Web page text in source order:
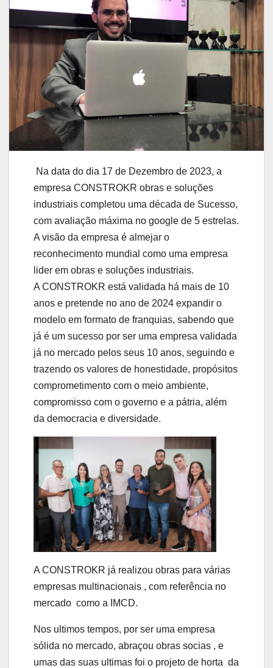
Na data do dia 17 de Dezembro de 2023, a
empresa CONSTROKR obras e soluções
industriais completou uma década de Sucesso,
com avaliação máxima no google de 5 estrelas.
A visão da empresa é almejar o
reconhecimento mundial como uma empresa
lider em obras e soluções industriais.
A CONSTROKR está validada há mais de 10
anos e pretende no ano de 2024 expandir o
modelo em formato de franquias, sabendo que
já é um sucesso por ser uma empresa validada
já no mercado pelos seus 10 anos, seguindo e
trazendo os valores de honestidade, propósitos
comprometimento com o meio ambiente,
compromisso com o governo e a pátria, além
da democracia e diversidade.
A CONSTROKR já realizou obras para várias
empresas multinacionais , com referência no
mercado como a IMCD.
Nos ultimos tempos, por ser uma empresa
sólida no mercado, abraçou obras socias , e
umas das suas ultimas foi o projeto de horta da